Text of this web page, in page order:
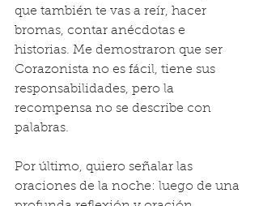
que también te vas a reír, hacer
bromas, contar anécdotas e
historias. Me demostraron que ser
Corazonista no es fácil, tiene sus
responsabilidades, pero la
recompensa no se describe con
palabras.
Por último, quiero señalar las
oraciones de la noche: luego de una